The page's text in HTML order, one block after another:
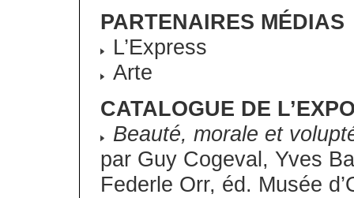
PARTENAIRES MÉDIAS
L’Express
Arte
CATALOGUE DE
Beauté, morale et
par Guy Cogeval, Yves
Federle Orr, éd. Musée